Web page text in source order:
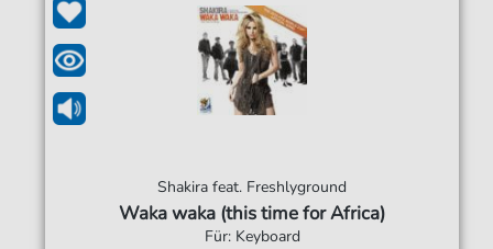
Shakira feat. Freshlyground
Waka waka (this time for Africa)
Für: Keyboard